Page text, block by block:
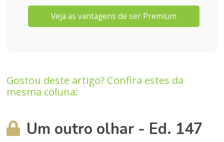
Veja as vantagens de ser Premium
Gostou deste artigo? Confira estes da
mesma coluna:
Um outro olhar - Ed. 147